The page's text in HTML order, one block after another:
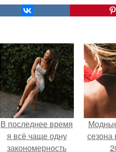
В последнее время
я всё чаще одну
закономерность
сезона